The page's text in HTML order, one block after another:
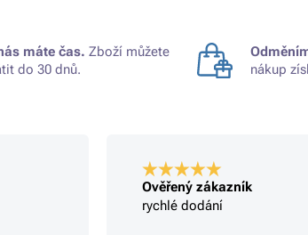
máte čas. Zboží můžete
do 30 dnů.
nákup
Ověřený zákazník
rychlé dodání